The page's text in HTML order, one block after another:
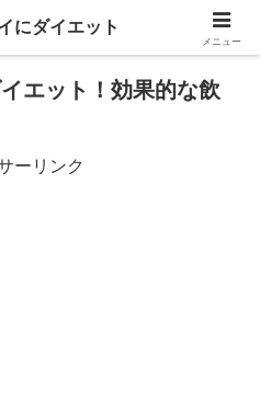
エット！効果的な飲
ーリンク
にダイエット
メニュー